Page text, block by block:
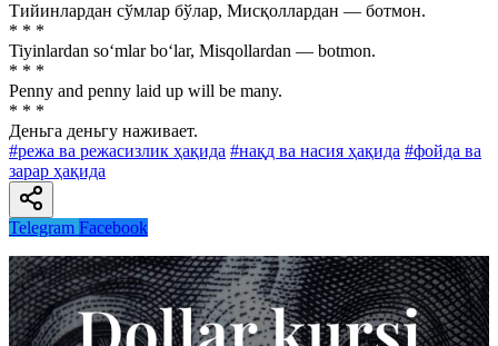
Тийинлардан сўмлар бўлар, Мисқоллардан — ботмон.
* * *
Tiyinlardan so‘mlar bo‘lar, Misqollardan — botmon.
* * *
Penny and penny laid up will be many.
* * *
Деньга деньгу наживает.
#режа ва режасизлик ҳақида #нақд ва насия ҳақида #фойда ва
зарар ҳақида
Telegram Facebook